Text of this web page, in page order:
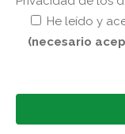
He leído y
(necesario